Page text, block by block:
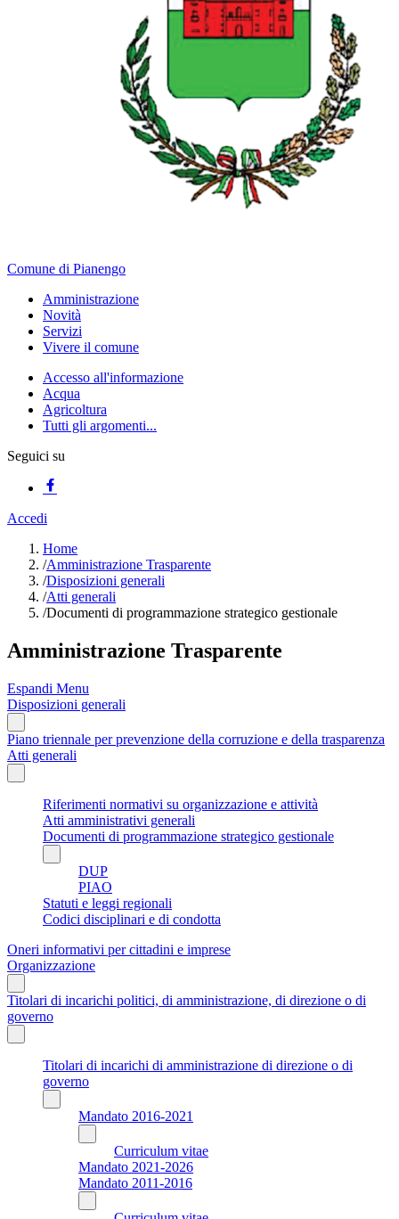
Comune di Pianengo
Amministrazione
Novità
Servizi
Vivere il comune
Accesso all'informazione
Acqua
Agricoltura
Tutti gli argomenti...
Seguici su
Accedi
Home
/Amministrazione Trasparente
/Disposizioni generali
/Atti generali
/Documenti di programmazione strategico gestionale
Amministrazione Trasparente
Espandi Menu
Disposizioni generali
Piano triennale per prevenzione della corruzione e della trasparenza
Atti generali
Riferimenti normativi su organizzazione e attività
Atti amministrativi generali
Documenti di programmazione strategico gestionale
DUP
PIAO
Statuti e leggi regionali
Codici disciplinari e di condotta
Oneri informativi per cittadini e imprese
Organizzazione
Titolari di incarichi politici, di amministrazione, di direzione o di
governo
Titolari di incarichi di amministrazione di direzione o di
governo
Mandato 2016-2021
Curriculum vitae
Mandato 2021-2026
Mandato 2011-2016